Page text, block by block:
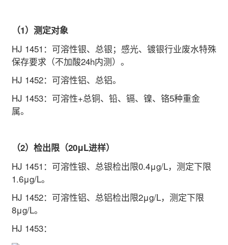
（1）测定对象
HJ 1451 ：可溶性银、总银；感光、镀银行业废水特殊
保存要求（不加酸24h内测）。
HJ 1452：可溶性铝、总铝。
HJ 1453：可溶性+总铜、铅、镉、镍、铬5种重金
属。
（2）检出限（20μL进样）
HJ 1451 ：可溶性银、总银检出限0.4μg/L，测定下限
1.6μg/L。
HJ 1452：可溶性铝、总铝检出限2μg/L，测定下限
8μg/L。
HJ 1453：